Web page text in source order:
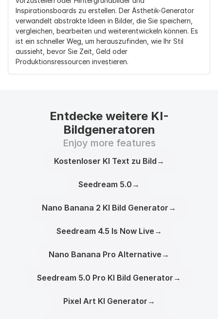
Inspirationsboards zu erstellen. Der Ästhetik-Generator
verwandelt abstrakte Ideen in Bilder, die Sie speichern,
vergleichen, bearbeiten und weiterentwickeln können. Es
ist ein schneller Weg, um herauszufinden, wie Ihr Stil
aussieht, bevor Sie Zeit, Geld oder
Produktionsressourcen investieren.
Entdecke weitere KI-
Bildgeneratoren
Enjoy more features
Kostenloser KI Text zu Bild →
Seedream 5.0 →
Nano Banana 2 KI Bild Generator →
Seedream 4.5 Is Now Live →
Nano Banana Pro Alternative →
Seedream 5.0 Pro KI Bild Generator →
Pixel Art KI Generator →